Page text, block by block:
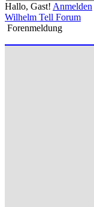
Hallo, Gast! Anmelden
Wilhelm Tell Forum
Forenmeldung